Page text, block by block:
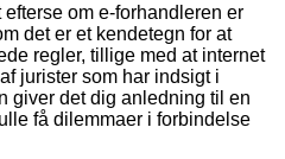
om e-forhandleren er
det er et kendetegn for at
regler, tillige med at internet
jurister som har indsigt i
giver det dig anledning til en
få dilemmaer i forbindelse